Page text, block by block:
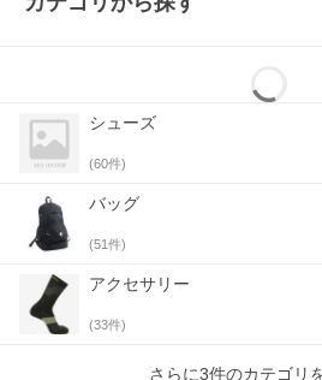
シューズ
(60件)
バッグ
(51件)
アクセサリー
(33件)
さらに3件のカテゴリ